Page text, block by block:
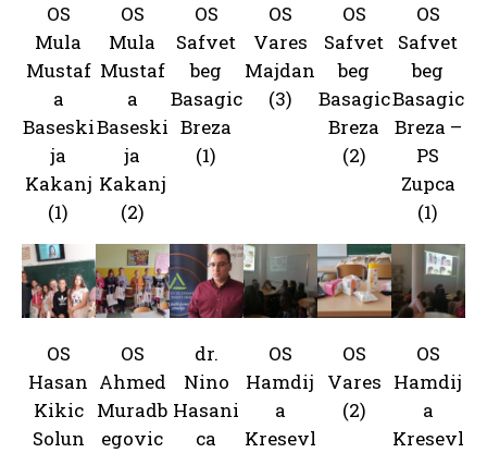
OS
Mula
Mustaf
a
Baseski
ja
Kakanj
(1)
OS
Mula
Mustaf
a
Baseski
ja
Kakanj
(2)
OS
Safvet
beg
Basagic
Breza
(1)
OS
Vares
Majdan
(3)
OS
Safvet
beg
Basagic
Breza
(2)
OS
Safvet
beg
Basagic
Breza –
PS
Zupca
(1)
OS
Hasan
Kikic
Solun
OS
Ahmed
Muradb
egovic
dr.
Nino
Hasani
ca
OS
Hamdij
a
Kresevl
OS
Vares
(2)
OS
Hamdij
a
Kresevl